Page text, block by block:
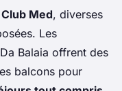
Club Med, diverses
Les
Balaia offrent des
balcons pour